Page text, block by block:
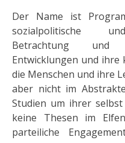
Der Name ist
sozialpolitische
Betrachtung und
Entwicklungen und
die Menschen und ihre
aber nicht im
Studien um ihrer
keine Thesen im
parteiliche